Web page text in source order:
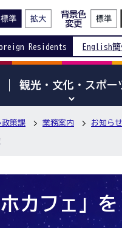
背景色
変更
Residents English
観光・文化・スポー
政策課 業務案内 お知らせ
カフェ」を